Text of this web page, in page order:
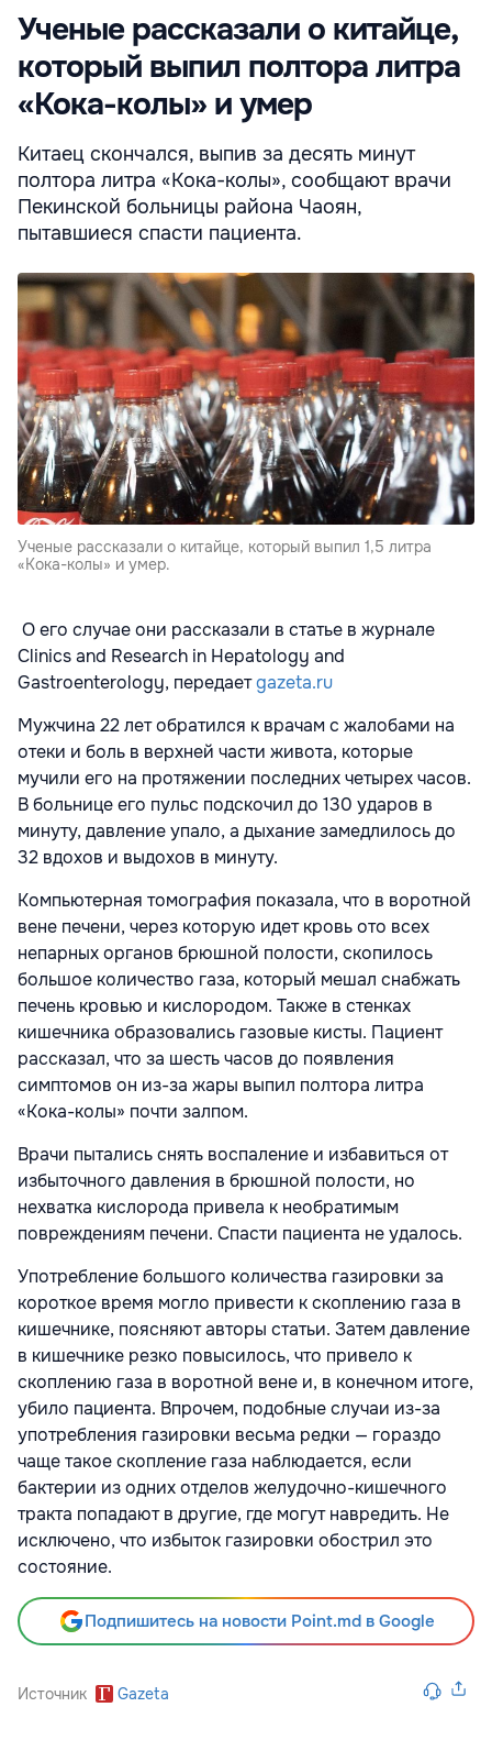
Ученые рассказали о китайце,
который выпил полтора литра
«Кока-колы» и умер
Китаец скончался, выпив за десять минут
полтора литра «Кока-колы», сообщают врачи
Пекинской больницы района Чаоян,
пытавшиеся спасти пациента.
Ученые рассказали о китайце, который выпил 1,5 литра
«Кока-колы» и умер.
О его случае они рассказали в статье в журнале
Clinics and Research in Hepatology and
Gastroenterology, передаетgazeta.ru
Мужчина 22 лет обратился к врачам с жалобами на
отеки и боль в верхней части живота, которые
мучили его на протяжении последних четырех часов.
В больнице его пульс подскочил до 130 ударов в
минуту, давление упало, а дыхание замедлилось до
32 вдохов и выдохов в минуту.
Компьютерная томография показала, что в воротной
вене печени, через которую идет кровь ото всех
непарных органов брюшной полости, скопилось
большое количество газа, который мешал снабжать
печень кровью и кислородом. Также в стенках
кишечника образовались газовые кисты. Пациент
рассказал, что за шесть часов до появления
симптомов он из-за жары выпил полтора литра
«Кока-колы» почти залпом.
Врачи пытались снять воспаление и избавиться от
избыточного давления в брюшной полости, но
нехватка кислорода привела к необратимым
повреждениям печени. Спасти пациента не удалось.
Употребление большого количества газировки за
короткое время могло привести к скоплению газа в
кишечнике, поясняют авторы статьи. Затем давление
в кишечнике резко повысилось, что привело к
скоплению газа в воротной вене и, в конечном итоге,
убило пациента. Впрочем, подобные случаи из-за
употребления газировки весьма редки — гораздо
чаще такое скопление газа наблюдается, если
бактерии из одних отделов желудочно-кишечного
тракта попадают в другие, где могут навредить. Не
исключено, что избыток газировки обострил это
состояние.
Подпишитесь на новости Point.md в Google
Источник Gazeta